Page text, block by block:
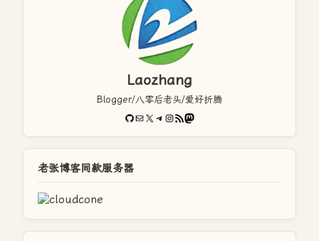
Laozhang
Blogger/八零后老头/爱好折腾
GitHub
电子邮件X Telegram
Instagram
RSS FeedMastodon
老张博客同款服务器